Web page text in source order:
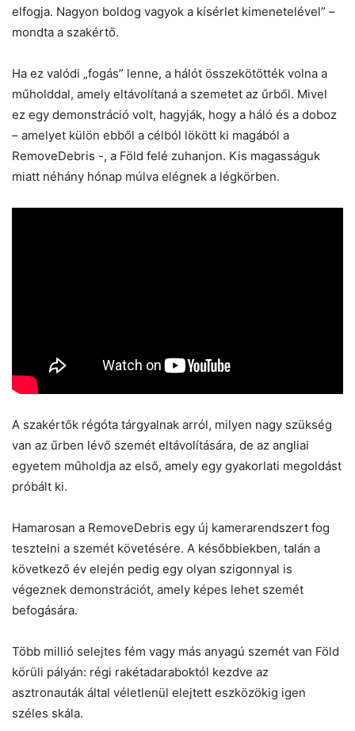
elfogja. Nagyon boldog vagyok a kísérlet kimenetelével” –
mondta a szakértő.
Ha ez valódi „fogás” lenne, a hálót összekötötték volna a
műholddal, amely eltávolítaná a szemetet az űrből. Mivel
ez egy demonstráció volt, hagyják, hogy a háló és a doboz
– amelyet külön ebből a célból lökött ki magából a
RemoveDebris -, a Föld felé zuhanjon. Kis magasságuk
miatt néhány hónap múlva elégnek a légkörben.
A szakértők régóta tárgyalnak arról, milyen nagy szükség
van az űrben lévő szemét eltávolítására, de az angliai
egyetem műholdja az első, amely egy gyakorlati megoldást
próbált ki.
Hamarosan a RemoveDebris egy új kamerarendszert fog
tesztelni a szemét követésére. A későbbiekben, talán a
következő év elején pedig egy olyan szigonnyal is
végeznek demonstrációt, amely képes lehet szemét
befogására.
Több millió selejtes fém vagy más anyagú szemét van Föld
körüli pályán: régi rakétadaraboktól kezdve az
asztronauták által véletlenül elejtett eszközökig igen
széles skála.